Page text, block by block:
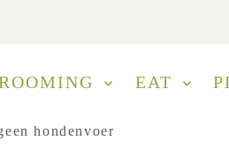
EAT
hondenvoer